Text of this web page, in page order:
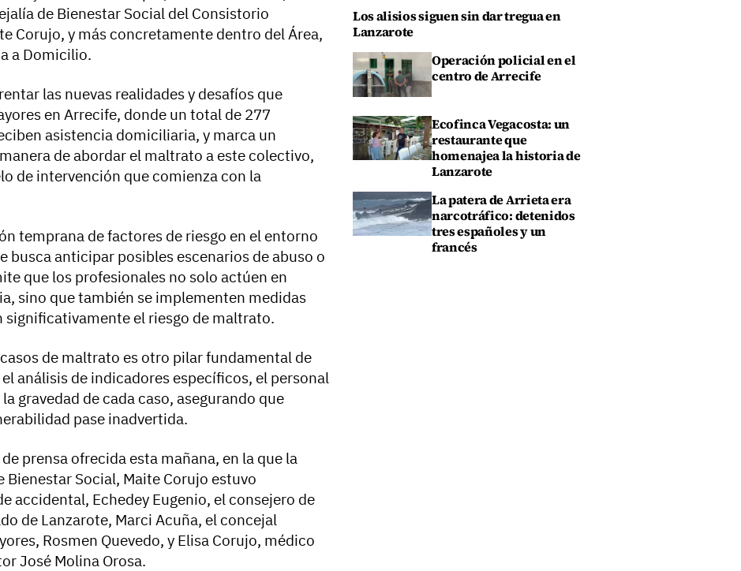
de Bienestar Social del Consistorio
Corujo, y más concretamente dentro del Área,
a Domicilio.
las nuevas realidades y desafíos que
en Arrecife, donde un total de 277
asistencia domiciliaria, y marca un
de abordar el maltrato a este colectivo,
de intervención que comienza con la
temprana de factores de riesgo en el entorno
busca anticipar posibles escenarios de abuso o
que los profesionales no solo actúen en
sino que también se implementen medidas
significativamente el riesgo de maltrato.
de maltrato es otro pilar fundamental de
análisis de indicadores específicos, el personal
gravedad de cada caso, asegurando que
pase inadvertida.
prensa ofrecida esta mañana, en la que la
Bienestar Social, Maite Corujo estuvo
accidental, Echedey Eugenio, el consejero de
de Lanzarote, Marci Acuña, el concejal
Rosmen Quevedo, y Elisa Corujo, médico
José Molina Orosa.
Los alisios siguen sin dar tregua en
Lanzarote
Operación policial en el
centro de Arrecife
Ecofinca Vegacosta: un
restaurante que
homenajea la historia de
Lanzarote
La patera de Arrieta era
narcotráfico: detenidos
tres españoles y un
francés